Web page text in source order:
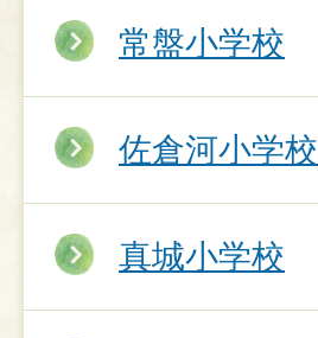
常盤小学校
佐倉河小学校
真城小学校